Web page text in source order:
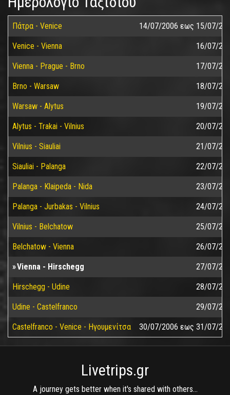
Πάτρα - Venice 14/07/2006 εως 15/07/
Venice - Vienna 16/07/
Vienna - Prague - Brno 17/07/
Brno - Warsaw 18/07/
Warsaw - Alytus 19/07/
Alytus - Trakai - Vilnius 20/07/
Vilnius - Siauliai 21/07/
Siauliai - Palanga 22/07/
Palanga - Klaipeda - Nida 23/07/
Palanga - Jurbakas - Vilnius 24/07/
Vilnius - Belchatow 25/07/
Belchatow - Vienna 26/07/
Vienna - Hirschegg 27/07/
Hirschegg - Udine 28/07/
Udine - Castelfranco 29/07/
Castelfranco - Venice - Ηγουμενίτσα 30/07/2006 εως 31/07/
Livetrips.gr
A journey gets better when it's shared with others...